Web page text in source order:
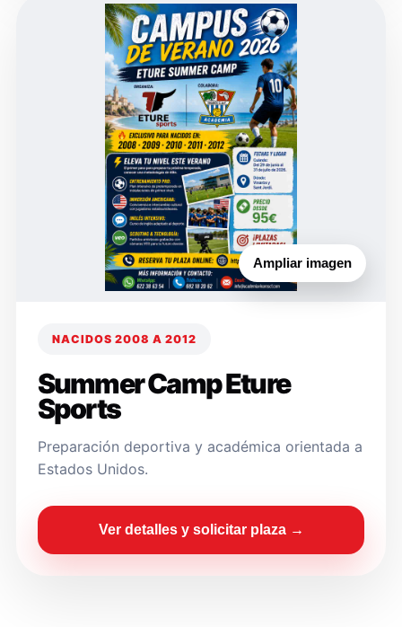
Ampliar imagen
NACIDOS 2008 A 2012
Summer Camp Eture
Sports
Preparación deportiva y académica orientada a
Estados Unidos.
Ver detalles y solicitar plaza →